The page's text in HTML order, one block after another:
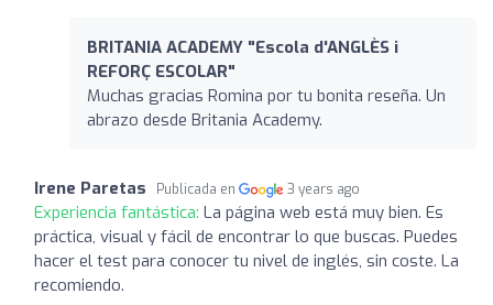
BRITANIA ACADEMY "Escola d'ANGLÈS i
REFORÇ ESCOLAR"
Muchas gracias Romina por tu bonita reseña. Un
abrazo desde Britania Academy.
Irene Paretas Publicada en 3 years ago
Experiencia fantástica: La página web está muy bien. Es
práctica, visual y fácil de encontrar lo que buscas. Puedes
hacer el test para conocer tu nivel de inglés, sin coste. La
recomiendo.